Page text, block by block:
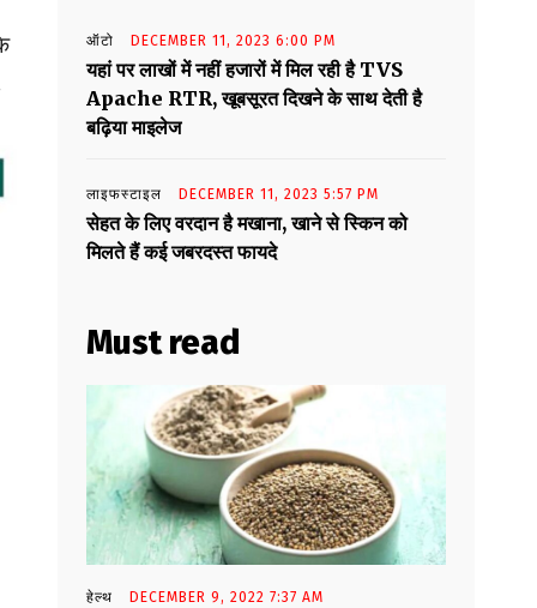
ऑटो DECEMBER 11, 2023 6:00 PM
यहां पर लाखों में नहीं हजारों में मिल रही है TVS
Apache RTR, खूबसूरत दिखने के साथ देती है
बढ़िया माइलेज
लाइफस्टाइल DECEMBER 11, 2023 5:57 PM
सेहत के लिए वरदान है मखाना, खाने से स्किन को
मिलते हैं कई जबरदस्त फायदे
Must read
हेल्थ DECEMBER 9, 2022 7:37 AM